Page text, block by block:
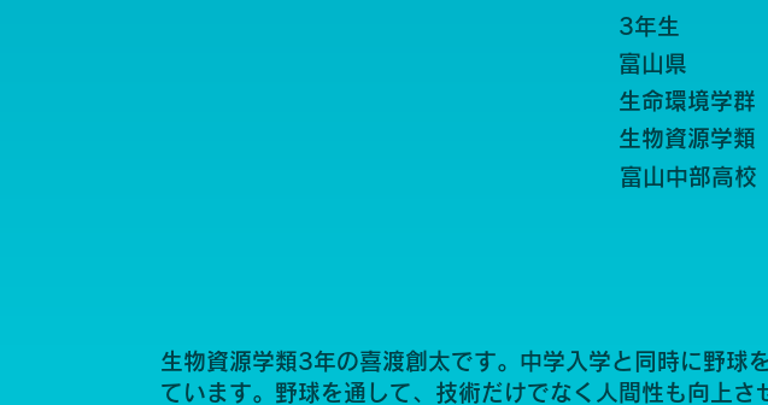
3年生
富山県
生命環境学群
生物資源学類
富山中部高校
生物資源学類3年の喜渡創太です。中学入学と同時に野球
ています。野球を通して、技術だけでなく人間性も向上さ